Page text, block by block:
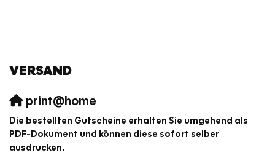
VERSAND
print@home
Die bestellten Gutscheine erhalten Sie umgehend als
PDF-Dokument und können diese sofort selber
ausdrucken.